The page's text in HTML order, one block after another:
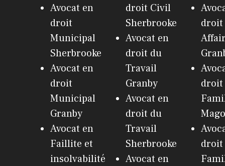
Avocat en
droit
Municipal
Sherbrooke
Avocat en
droit
Municipal
Granby
Avocat en
Faillite et
insolvabilité
droit Civil
Sherbrooke
Avocat en
droit du
Travail
Granby
Avocat en
droit du
Travail
Sherbrooke
Avocat en
droit
droit
droit